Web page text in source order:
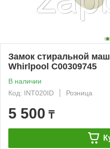
Замок стиральной
Whirlpool C00309745
В наличии
Код: INT020ID
Розница
5 500 ₸